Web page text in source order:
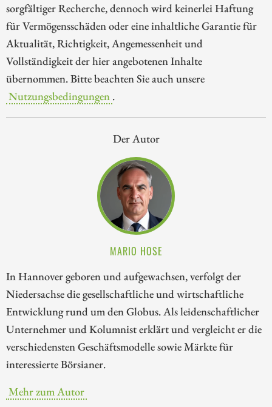
sorgfältiger Recherche, dennoch wird keinerlei Haftung
für Vermögensschäden oder eine inhaltliche Garantie für
Aktualität, Richtigkeit, Angemessenheit und
Vollständigkeit der hier angebotenen Inhalte
übernommen. Bitte beachten Sie auch unsere
Nutzungsbedingungen .
Der Autor
MARIO HOSE
In Hannover geboren und aufgewachsen, verfolgt der
Niedersachse die gesellschaftliche und wirtschaftliche
Entwicklung rund um den Globus. Als leidenschaftlicher
Unternehmer und Kolumnist erklärt und vergleicht er die
verschiedensten Geschäftsmodelle sowie Märkte für
interessierte Börsianer.
Mehr zum Autor